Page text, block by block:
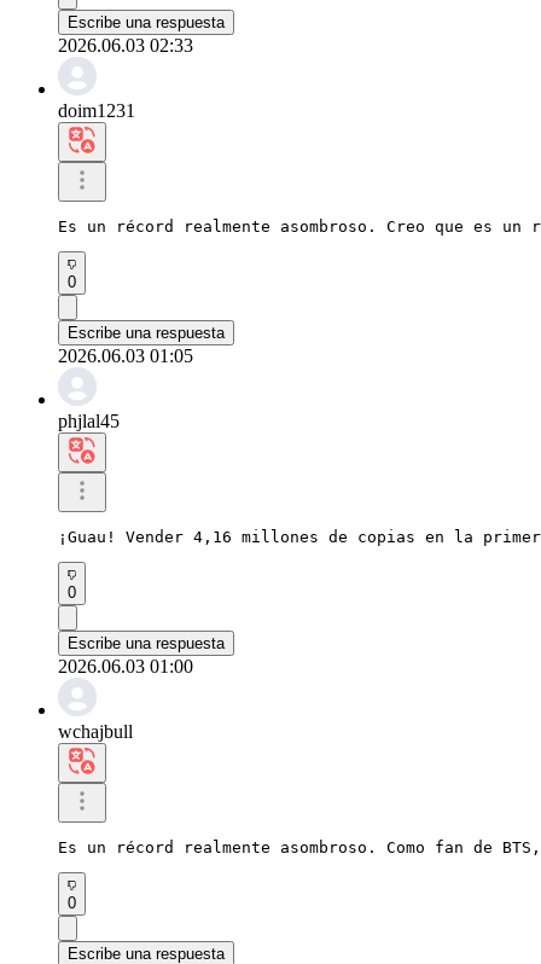
Escribe una respuesta
2026.06.03 02:33
doim1231
Es un récord realmente asombroso. Creo que es
0
Escribe una respuesta
2026.06.03 01:05
phjlal45
¡Guau! Vender 4,16 millones de copias en la
0
Escribe una respuesta
2026.06.03 01:00
wchajbull
Es un récord realmente asombroso. Como fan de
0
Escribe una respuesta